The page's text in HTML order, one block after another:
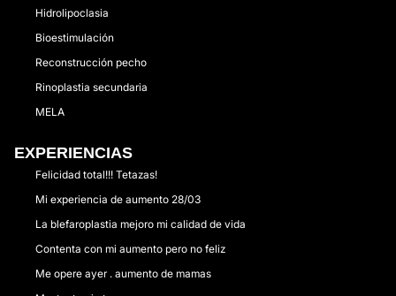
Hidrolipoclasia
Bioestimulación
Reconstrucción pecho
Rinoplastia secundaria
MELA
EXPERIENCIAS
Felicidad total!!! Tetazas!
Mi experiencia de aumento 28/03
La blefaroplastia mejoro mi calidad de vida
Contenta con mi aumento pero no feliz
Me opere ayer . aumento de mamas